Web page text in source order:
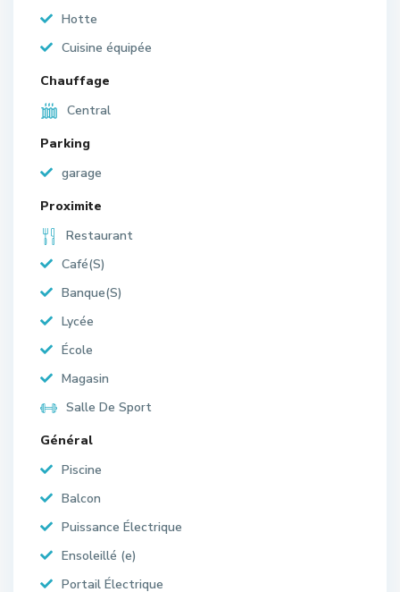
Hotte
Cuisine équipée
Chauffage
Central
Parking
garage
Proximite
Restaurant
Café(S)
Banque(S)
Lycée
École
Magasin
Salle De Sport
Général
Piscine
Balcon
Puissance Électrique
Ensoleillé (e)
Portail Électrique